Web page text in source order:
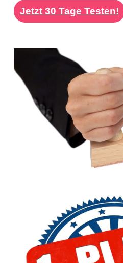
Jetzt 30 Tage Testen!